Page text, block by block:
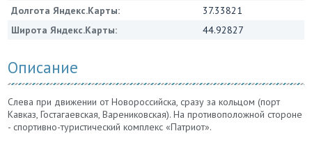
Долгота Яндекс.Карты:
37.33821
Широта Яндекс.Карты:
44.92827
Описание
Слева при движении от Новороссийска, сразу за кольцом (порт
Кавказ, Гостагаевская, Варениковская). На противоположной стороне
- спортивно-туристический комплекс «Патриот».